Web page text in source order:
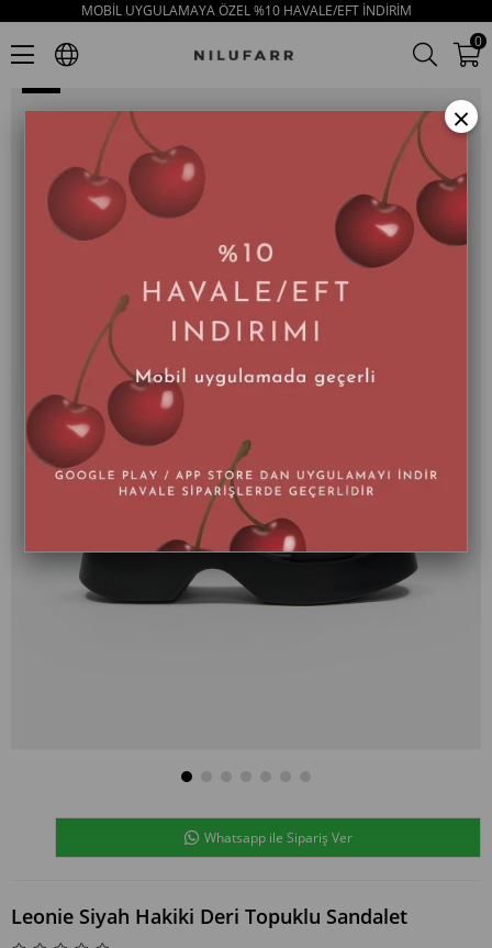
MOBİL UYGULAMAYA ÖZEL %10 HAVALE/EFT İNDİRİM
0
Leonie Siyah Hakiki Deri Topuklu Sandalet
Whatsapp ile Sipariş Ver
Leonie Siyah Hakiki Deri Topuklu Sandalet
×